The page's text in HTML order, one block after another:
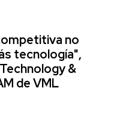
no
tecnología",
&
de VML